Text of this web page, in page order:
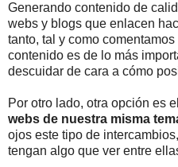
Generando contenido de
webs y blogs que enlacen
tanto, tal y como
contenido es de lo más
descuidar de cara a cómo
Por otro lado, otra opción es
webs de nuestra misma
ojos este tipo de
tengan algo que ver entre